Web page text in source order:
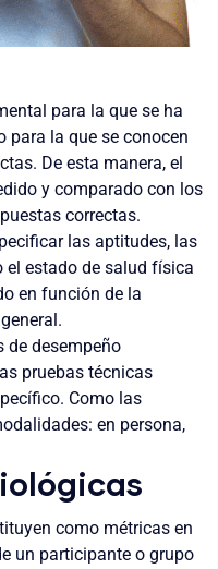
para la que se ha
para la que se conocen
De esta manera, el
y comparado con los
correctas.
las aptitudes, las
el estado de salud física
en función de la
de desempeño
pruebas técnicas
Como las
en persona,
como métricas en
un participante o grupo